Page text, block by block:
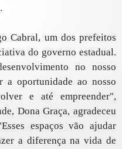
Cabral, um dos prefeitos
do governo estadual.
no nosso
a oportunidade ao nosso
e até empreender",
Dona Graça, agradeceu
espaços vão ajudar
a diferença na vida de